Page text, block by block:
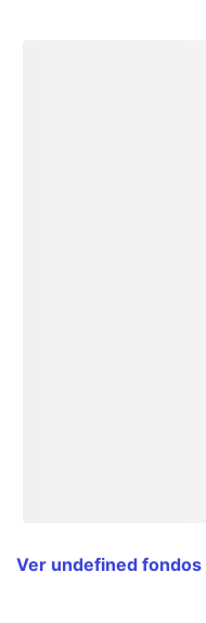
Ver undefined fondos